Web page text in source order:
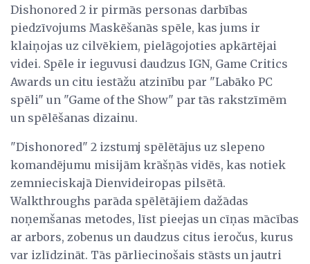
Dishonored 2 ir pirmās personas darbības
piedzīvojums Maskēšanās spēle, kas jums ir
klaiņojas uz cilvēkiem, pielāgojoties apkārtējai
videi. Spēle ir ieguvusi daudzus IGN, Game Critics
Awards un citu iestāžu atzinību par "Labāko PC
spēli" un "Game of the Show" par tās rakstzīmēm
un spēlēšanas dizainu.
"Dishonored" 2 izstumj spēlētājus uz slepeno
komandējumu misijām krāšņās vidēs, kas notiek
zemnieciskajā Dienvideiropas pilsētā.
Walkthroughs parāda spēlētājiem dažādas
noņemšanas metodes, līst pieejas un cīņas mācības
ar arbors, zobenus un daudzus citus ieročus, kurus
var izlīdzināt. Tās pārliecinošais stāsts un jautri